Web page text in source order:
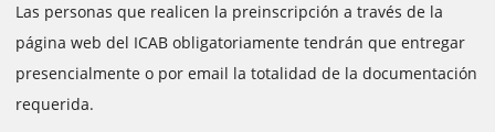
Las personas que realicen la preinscripción a través de la
página web del ICAB obligatoriamente tendrán que entregar
presencialmente o por email la totalidad de la documentación
requerida.